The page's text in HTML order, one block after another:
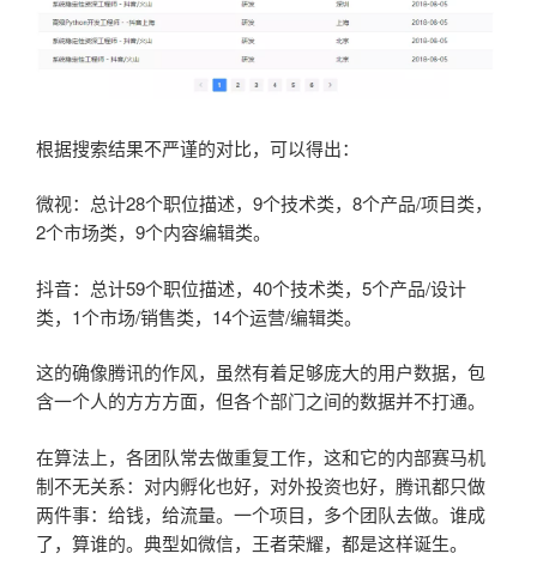
根据搜索结果不严谨的对比，可以得出：
微视：总计28个职位描述，9个技术类，8个产品/项目类，
2个市场类，9个内容编辑类。
抖音：总计59个职位描述，40个技术类，5个产品/设计
类，1个市场/销售类，14个运营/编辑类。
这的确像腾讯的作风，虽然有着足够庞大的用户数据，包
含一个人的方方方面，但各个部门之间的数据并不打通。
在算法上，各团队常去做重复工作，这和它的内部赛马机
制不无关系：对内孵化也好，对外投资也好，腾讯都只做
两件事：给钱，给流量。一个项目，多个团队去做。谁成
了，算谁的。典型如微信，王者荣耀，都是这样诞生。